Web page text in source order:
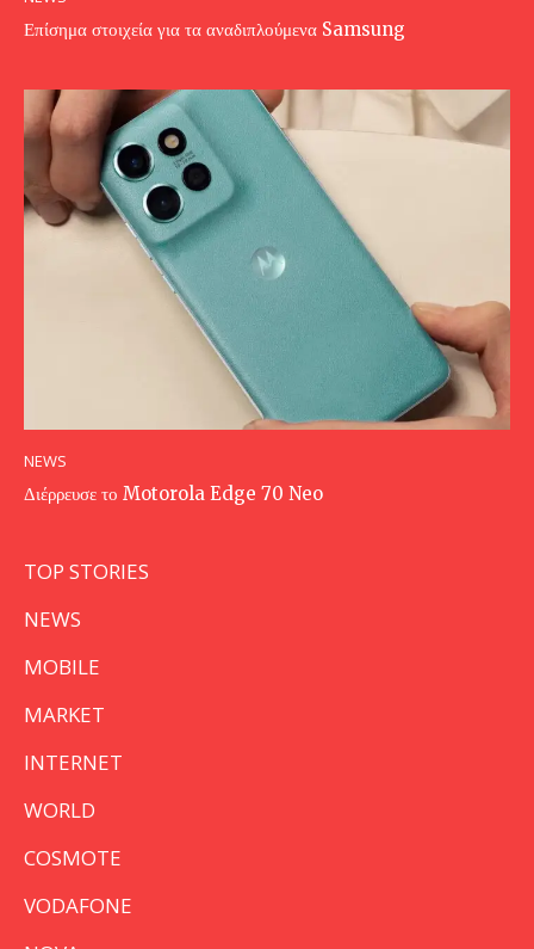
Επίσημα στοιχεία για τα αναδιπλούμενα Samsung
NEWS
Διέρρευσε το Motorola Edge 70 Neo
TOP STORIES
NEWS
MOBILE
MARKET
INTERNET
WORLD
COSMOTE
VODAFONE